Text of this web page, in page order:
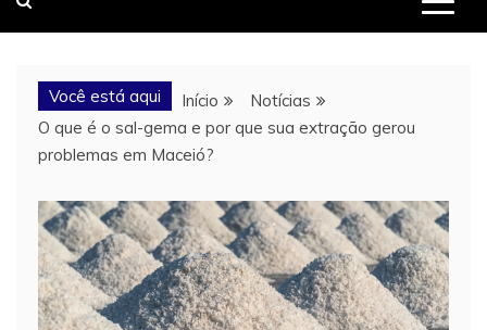
Você está aqui Início
Notícias
O que é o sal-gema e por que sua extração gerou
problemas em Maceió?